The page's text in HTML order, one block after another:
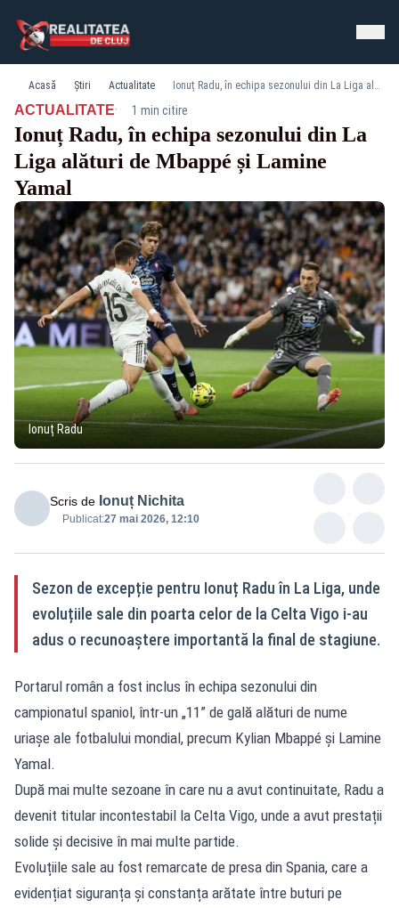
Acasă Știri Actualitate Ionuț Radu, în echipa sezonului din La Liga alături de Mbappé și Lamine Yamal
ACTUALITATE· 1 min citire
Ionuț Radu, în echipa sezonului din La
Liga alături de Mbappé și Lamine
Yamal
Ionuț Radu
Scris de Ionuț Nichita
Publicat:27 mai 2026, 12:10
Sezon de excepție pentru Ionuț Radu în La Liga, unde
evoluțiile sale din poarta celor de la Celta Vigo i-au
adus o recunoaștere importantă la final de stagiune.
Portarul român a fost inclus în echipa sezonului din
campionatul spaniol, într-un „11” de gală alături de nume
uriașe ale fotbalului mondial, precum Kylian Mbappé și Lamine
Yamal.
După mai multe sezoane în care nu a avut continuitate, Radu a
devenit titular incontestabil la Celta Vigo, unde a avut prestații
solide și decisive în mai multe partide.
Evoluțiile sale au fost remarcate de presa din Spania, care a
evidențiat siguranța și constanța arătate între buturi pe